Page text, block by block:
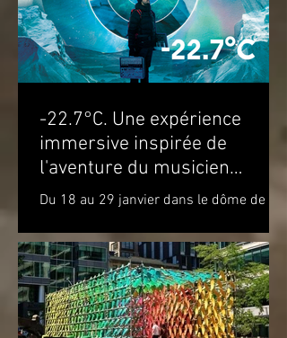
-22.7°C. Une expérience
immersive inspirée de
l'aventure du musicien
Molécule dans le cercle
Du 18 au 29 janvier dans le dôme de la
technologiques [SAT] est heureuse de
présenter l’expérience...